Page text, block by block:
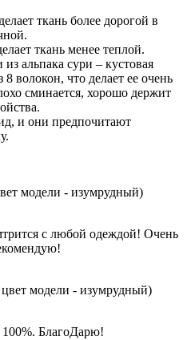
ткань более дорогой в
ткань менее теплой.
альпака сури – кустовая
волокон, что делает ее очень
сминается, хорошо держит
и они предпочитают
модели - изумрудный)
с любой одеждой! Очень
модели - изумрудный)
100%. БлагоДарю!